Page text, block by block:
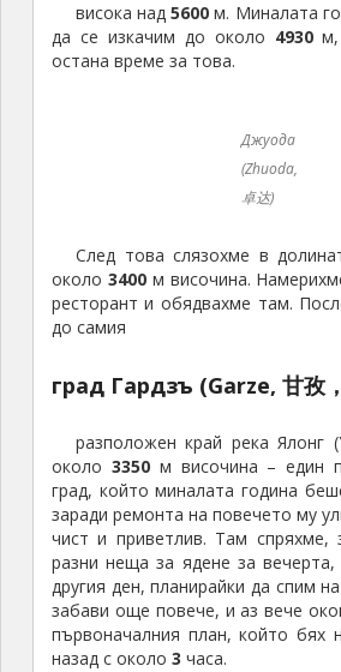
висока над5600 м. Миналата
да се изкачим до около 4930м,
остана време за това.
Джуода
(Zhuoda,
卓达)
След това слязохме в
около 3400м височина.
ресторант и обядвахме там.
до самия
град Гардзъ (Garze, 甘孜，
разположен край река Ялонг
около 3350м височина – един
град, който миналата година
заради ремонта на повечето му
чист и приветлив. Там спряхме,
разни неща за ядене за
другия ден, планирайки да спим
забави още повече, и аз вече
първоначалния план, който бях
назад с около 3 часа.